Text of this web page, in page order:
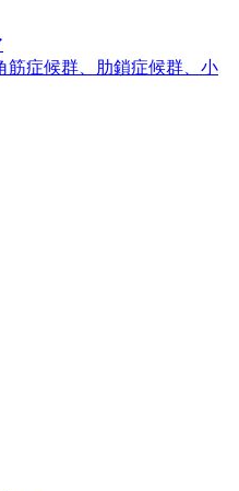
筋症候群、肋鎖症候群、小